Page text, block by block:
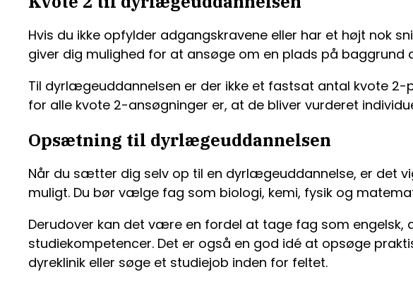
Hvis du ikke opfylder adgangskravene eller har et højt nok
giver dig mulighed for at ansøge om en plads på
Til dyrlægeuddannelsen er der ikke et fastsat antal kvote
for alle kvote 2-ansøgninger er, at de bliver vurderet
Opsætning til dyrlægeuddannelsen
Når du sætter dig selv op til en dyrlægeuddannelse, er det
muligt. Du bør vælge fag som biologi, kemi, fysik og
Derudover kan det være en fordel at tage fag som
studiekompetencer. Det er også en god idé at opsøge
dyreklinik eller søge et studiejob inden for feltet.